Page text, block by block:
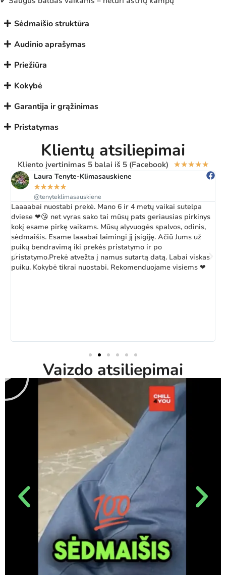
Sėdmaišio struktūra
Audinio aprašymas
Priežiūra
Kokybė
Garantija ir grąžinimas
Pristatymas
Klientų atsiliepimai
Kliento įvertinimas 5 balai iš 5 (Facebook) ★★★★★
Laura Tenyte-Klimasauskiene
★★★★★
@tenyteklimasauskiene
Laaaabai nuostabi prekė. Mano 6 ir 4 metų vaikai sutelpa
dviese ❤😘 net vyras sako tai mūsų pats geriausias pirkinys
kokį esame pirkę vaikams. Mūsų alyvuogės spalvos, odinis,
sėdmaišis. Esame laaabai laimingi jį įsigiję. Ačiū Jums už
puikų bendravimą iki prekės pristatymo ir po
pristatymo.Prekė atvežta į namus sutartą datą. Labai viskas
puiku. Kokybė tikrai nuostabi. Rekomenduojame visiems ❤
Vaizdo atsiliepimai